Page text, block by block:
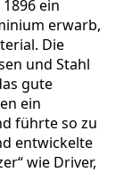
ein
erwarb,
Die
und Stahl
gute
ein
führte so zu
entwickelte
wie Driver,